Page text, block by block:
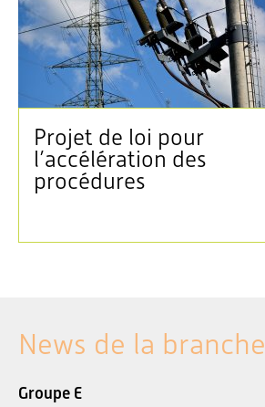
Projet de loi pour
l’accélération des
procédures
News de la branche
Groupe E